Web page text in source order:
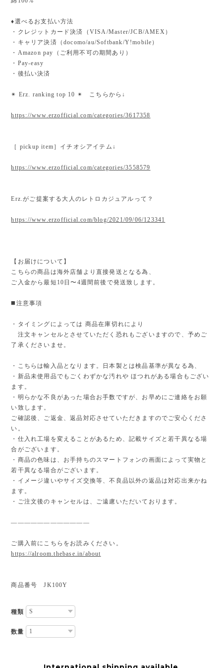
♦︎選べるお支払い方法
・クレジットカード決済（VISA/Master/JCB/AMEX）
・キャリア決済（docomo/au/Softbank/Y!mobile）
・Amazon pay（ご利用不可の期間あり）
・Pay-easy
・後払い決済
✴︎ Erz. ranking top 10 ✴︎ こちらから↓
https://www.erzofficial.com/categories/3617358
［ pickup item］イチオシアイテム↓
https://www.erzofficial.com/categories/3558579
Erz.がご提案する大人のレトロカジュアルって？
https://www.erzofficial.com/blog/2021/09/06/123341
【お届けについて】
こちらの商品は海外店舗より直接発送となる為、
ご入金から最短10日〜4週間前後で発送致します。
◼️注意事項
・タイミングによっては 商品在庫切れにより
注文キャンセルとさせていただく恐れもございますので、予めご
了承くださいませ。
・こちらは輸入品となります。日本製とは検品基準が異なる為、
・新品未使用品でもごくわずかな汚れや ほつれがある場合もござい
ます。
・明らかな不良があった場合お手数ですが、お早めにご連絡をお願
い致します。
ご確認後、ご返金、返品対応させていただきますのでご安心くださ
い。
・仕入れ工場を変えることがあるため、記載サイズと若干異なる場
合がございます。
・商品の色味は、お手持ちのスマートフォンの画面によって実物と
若干異なる場合がございます。
・イメージ違いやサイズ交換等、不良品以外の返品は対応出来かね
ます。
・ご注文後のキャンセルは、ご遠慮いただいております。
————————————
ご購入前にこちらをお読みください。
https://alroom.thebase.in/about
商品番号 JK100Y
種類
数量